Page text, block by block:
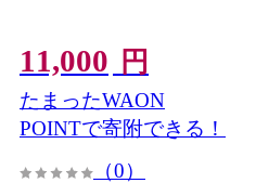
11,000 円
たまったWAON
POINTで寄附できる！
（0）